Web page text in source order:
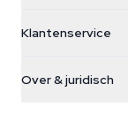
Nederland
+31(0)204897914
Smokeshop
Klantenservice
Retourbeleid
Over & juridisch